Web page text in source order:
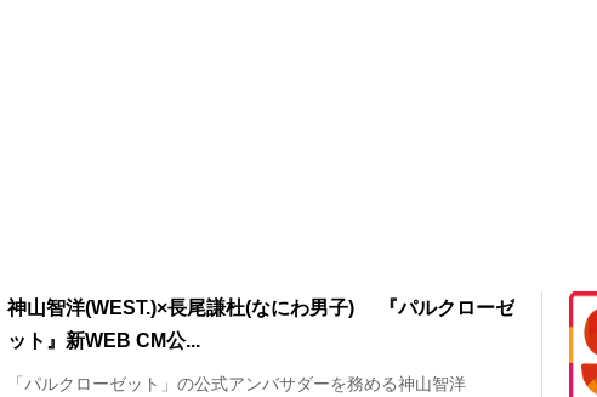
神山智洋(WEST.)×長尾謙杜(なにわ男子) 『パルクローゼ
ット』新WEB CM公...
「パルクローゼット」の公式アンバサダーを務める神山智洋